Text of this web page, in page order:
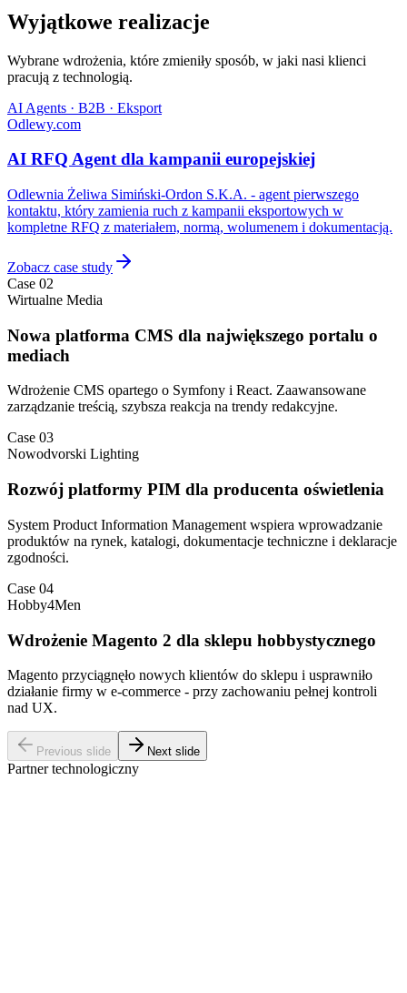
Wyjątkowe realizacje
Wybrane wdrożenia, które zmieniły sposób, w jaki nasi klienci
pracują z technologią.
AI Agents · B2B · Eksport
Odlewy.com
AI RFQ Agent dla kampanii europejskiej
Odlewnia Żeliwa Simiński-Ordon S.K.A. - agent pierwszego
kontaktu, który zamienia ruch z kampanii eksportowych w
kompletne RFQ z materiałem, normą, wolumenem i dokumentacją.
Zobacz case study
Case 02
Wirtualne Media
Nowa platforma CMS dla największego portalu o
mediach
Wdrożenie CMS opartego o Symfony i React. Zaawansowane
zarządzanie treścią, szybsza reakcja na trendy redakcyjne.
Case 03
Nowodvorski Lighting
Rozwój platformy PIM dla producenta oświetlenia
System Product Information Management wspiera wprowadzanie
produktów na rynek, katalogi, dokumentacje techniczne i deklaracje
zgodności.
Case 04
Hobby4Men
Wdrożenie Magento 2 dla sklepu hobbystycznego
Magento przyciągnęło nowych klientów do sklepu i usprawniło
działanie firmy w e-commerce - przy zachowaniu pełnej kontroli
nad UX.
Previous slide Next slide
Partner technologiczny